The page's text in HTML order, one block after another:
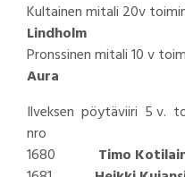
Kultainen mitali 20v
Lindholm
Pronssinen mitali 10 v
Aura
Ilveksen pöytäviiri 5 v.
nro
1680 Timo